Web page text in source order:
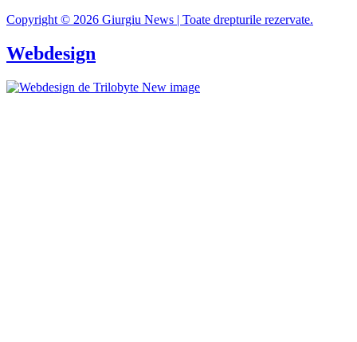
Copyright © 2026 Giurgiu News | Toate drepturile rezervate.
Webdesign